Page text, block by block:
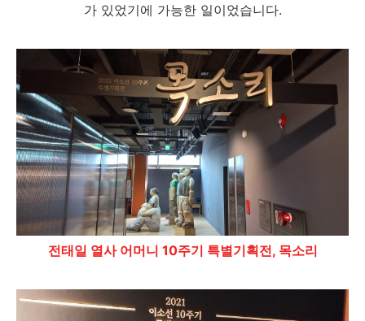
가 있었기에 가능한 일이었습니다.
전태일 열사 어머니 10주기 특별기획전, 목소리